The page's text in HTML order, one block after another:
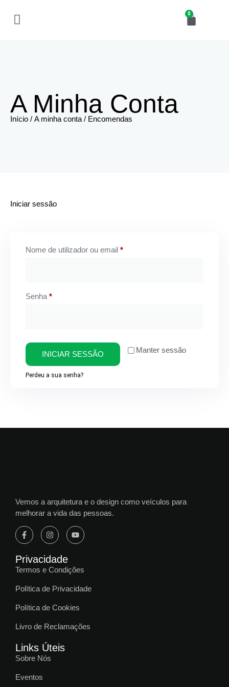
0
A Minha Conta
Início / A minha conta / Encomendas
Iniciar sessão
Nome de utilizador ou email *
Senha *
Manter sessão
INICIAR SESSÃO
Perdeu a sua senha?
Vemos a arquitetura e o design como veículos para
melhorar a vida das pessoas.
Privacidade
Termos e Condições
Política de Privacidade
Política de Cookies
Livro de Reclamações
Links Úteis
Sobre Nós
Eventos